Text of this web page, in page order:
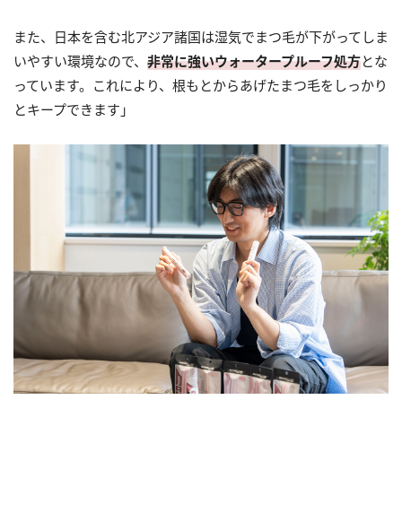
また、日本を含む北アジア諸国は湿気でまつ毛が下がってしま
いやすい環境なので、 非常に強いウォータープルーフ処方とな
っています。これにより、根もとからあげたまつ毛をしっかり
とキープできます」